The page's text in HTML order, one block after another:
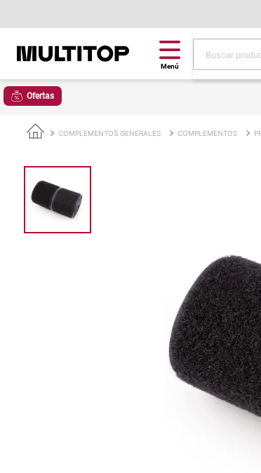
Ofertas
COMPLEMENTOS GENERALES COMPLEMENTOSalfombra
lona
cojin
pisos
tapete